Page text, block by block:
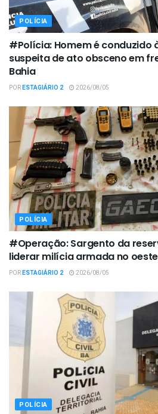
POLÍCIA
#Polícia: Homem é conduzido
suspeita de ato obsceno em
Bahia
PORESTAGIÁRIO 2 2026/08/05
POLÍCIA
#Operação: Sargento da
liderar milícia armada no
PORESTAGIÁRIO 2 2026/08/05
POLÍCIA